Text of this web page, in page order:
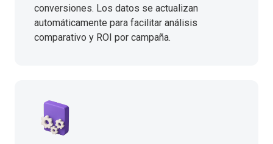
conversiones. Los datos se actualizan
automáticamente para facilitar análisis
comparativo y ROI por campaña.